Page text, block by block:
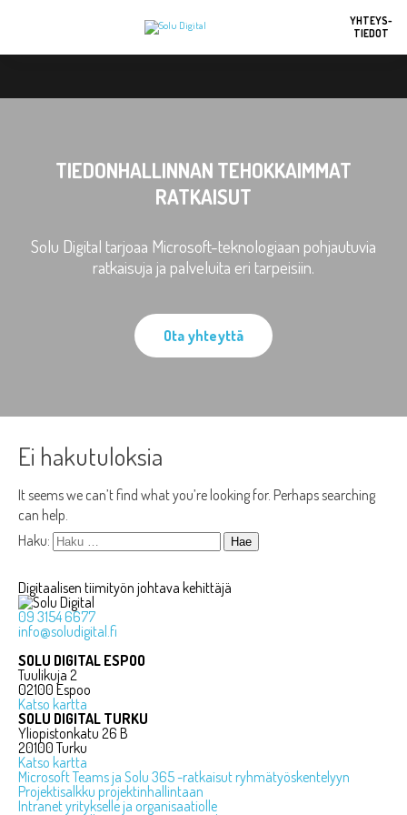
YHTEYS-
TIEDOT
TIEDONHALLINNAN TEHOKKAIMMAT
RATKAISUT
Solu Digital tarjoaa Microsoft-teknologiaan pohjautuvia
ratkaisuja ja palveluita eri tarpeisiin.
Ota yhteyttä
Ei hakutuloksia
It seems we can’t find what you’re looking for. Perhaps searching
can help.
Haku:
Digitaalisen tiimityön johtava kehittäjä
09 3154 6677
info@soludigital.fi
SOLU DIGITAL ESPOO
Tuulikuja 2
02100 Espoo
Katso kartta
SOLU DIGITAL TURKU
Yliopistonkatu 26 B
20100 Turku
Katso kartta
Microsoft Teams ja Solu 365 -ratkaisut ryhmätyöskentelyyn
Projektisalkku projektinhallintaan
Intranet yritykselle ja organisaatiolle